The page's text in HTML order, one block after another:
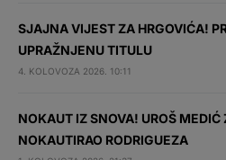
SJAJNA VIJEST ZA HRGOVIĆA!
UPRAŽNJENU TITULU
4. KOLOVOZA 2026. 10:11
NOKAUT IZ SNOVA! UROŠ MEDIĆ
NOKAUTIRAO RODRIGUEZA